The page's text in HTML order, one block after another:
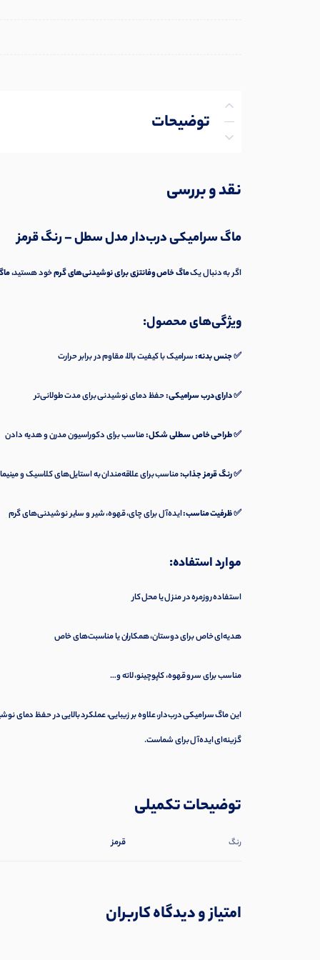
توضیحات
نظرات (0)
پرسش‌ها
نقد و بررسی
ماگ سرامیکی درب‌دار مدل سطل – رنگ قرمز
اگر به دنبال یکماگ خاص وفانتزی برای نوشیدنی‌های گرمخود هستید،
ویژگی‌های محصول:
✅جنس بدنه:سرامیک با کیفیت بالا، مقاوم در برابر حرارت
✅دارای درب سرامیکی:حفظ دمای نوشیدنی برای مدت طولانی‌تر
✅طراحی خاص سطلی شکل:مناسب برای دکوراسیون مدرن و هدیه دادن
✅رنگ قرمز جذاب:مناسب برای علاقه‌مندان به استایل‌های کلاسیک و
✅ظرفیت مناسب:ایده‌آل برای چای، قهوه، شیر و سایر نوشیدنی‌های گرم
موارد استفاده:
استفاده روزمره در منزل یا محل کار
هدیه‌ای خاص برای دوستان، همکاران یا مناسبت‌های خاص
مناسب برای سرو قهوه، کاپوچینو، لاته و…
این ماگ سرامیکی درب‌دار، علاوه بر زیبایی، عملکرد بالایی در حفظ
گزینه‌ای ایده‌آل برای شماست.
توضیحات تکمیلی
رنگ قرمز
امتیاز و دیدگاه کاربران